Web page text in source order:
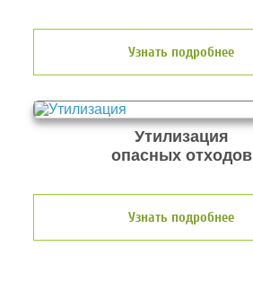
Узнать подробнее
Утилизация
опасных отходов
Узнать подробнее